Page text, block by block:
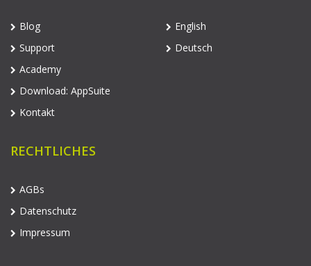
Blog
Support
Academy
Download: AppSuite
Kontakt
English
Deutsch
RECHTLICHES
AGBs
Datenschutz
Impressum